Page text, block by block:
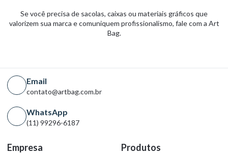
Se você precisa de sacolas, caixas ou materiais gráficos que
valorizem sua marca e comuniquem profissionalismo, fale com a Art
Bag.
Email
contato@artbag.com.br
WhatsApp
(11) 99296-6187
Empresa Produtos